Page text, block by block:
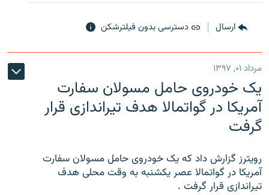
ارسال دسترسی بدون فیلترشکن
مرداد ۰۱, ۱۳۹۷
یک خودروی حامل مسولان سفارت
آمریکا در گواتمالا هدف تیراندازی قرار
گرفت
رویترز گزارش داد که یک خودروی حامل مسولان سفارت
آمریکا در گواتمالا عصر یکشنبه به وقت محلی هدف
تیراندازی قرار گرفت .